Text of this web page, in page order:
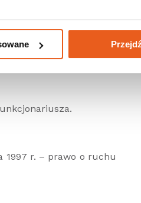
pojawienia się
1997 r. – prawo o ruchu